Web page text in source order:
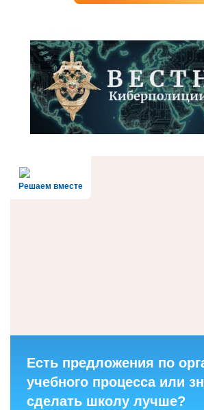
Решаем вместе
Есть предложения по
учебного процесса или
сделать школу лучше?